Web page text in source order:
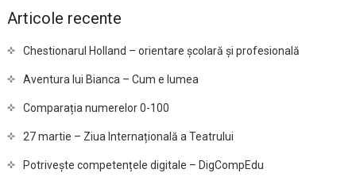
Articole recente
Chestionarul Holland – orientare școlară și profesională
Aventura lui Bianca – Cum e lumea
Comparația numerelor 0-100
27 martie – Ziua Internațională a Teatrului
Potrivește competențele digitale – DigCompEdu